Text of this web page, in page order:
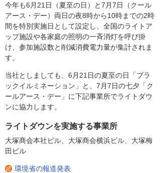
今年も6月21日（夏至の日）と7月7日（クール
アース・デー）両日の夜8時から10時までの2時
間を特別実施日として設定し、全国のライトア
ップ施設や各家庭の照明の一斉消灯を呼び掛
け、参加施設数と削減消費電力量が集計されま
す。
当社としましても、6月21日の夏至の日「ブラ
ックイルミネーション」と、7月7日の七夕「ク
ールアース・デー」に下記事業所でライトダウ
ンに協力します。
ライトダウンを実施する事業所
大塚商会本社ビル、大塚商会横浜ビル、大塚梅
田ビル
環境省の報道発表